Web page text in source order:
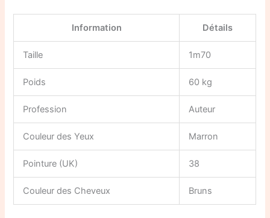
Information Détails
Taille 1m70
Poids 60 kg
Profession Auteur
Couleur des Yeux Marron
Pointure (UK) 38
Couleur des Cheveux Bruns